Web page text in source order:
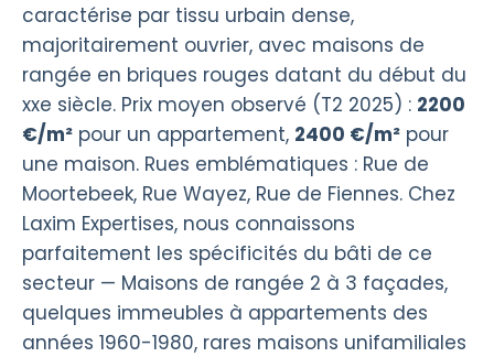
caractérise par tissu urbain dense,
majoritairement ouvrier, avec maisons de
rangée en briques rouges datant du début du
xxe siècle. Prix moyen observé (T2 2025) : 2200
€/m² pour un appartement, 2400 €/m² pour
une maison. Rues emblématiques : Rue de
Moortebeek, Rue Wayez, Rue de Fiennes. Chez
Laxim Expertises, nous connaissons
parfaitement les spécificités du bâti de ce
secteur — Maisons de rangée 2 à 3 façades,
quelques immeubles à appartements des
années 1960-1980, rares maisons unifamiliales